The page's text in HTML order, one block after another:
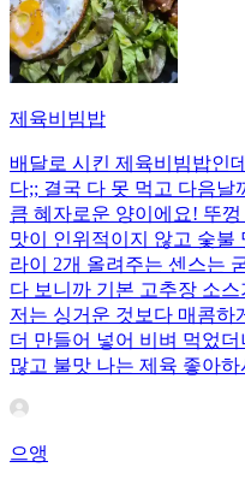
제육비빔밥
배달로 시킨 제육비빔밥인
다;; 결국 다 못 먹고 다음
큼 혜자로운 양이에요! 뚜
맛이 인위적이지 않고 숯불
라이 2개 올려주는 센스는
다 보니까 기본 고추장 소
저는 싱거운 것보다 매콤하
더 만들어 넣어 비벼 먹었
많고 불맛 나는 제육 좋아
으앵